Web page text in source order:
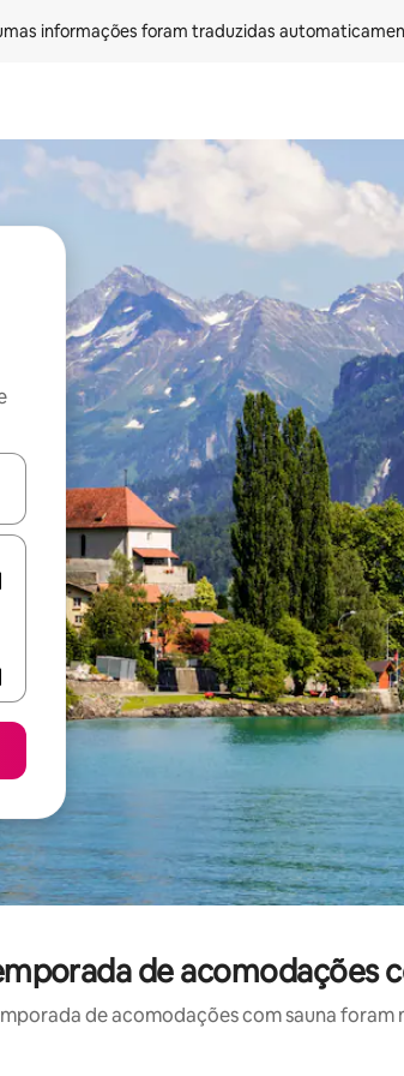
informações foram traduzidas
os usando as seta para cima e para baixo do
de acomodações
de acomodações com sauna